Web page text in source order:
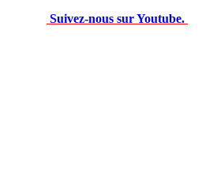
Suivez-nous sur Youtube.